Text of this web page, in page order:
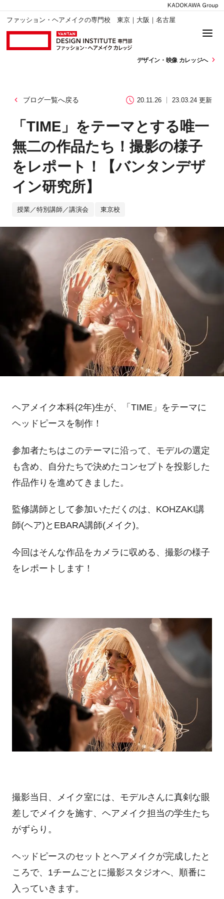
ファッション・ヘアメイクの専門校 東京｜大阪｜名古屋
デザイン・ 映像 カレッジへ
ブログ一覧へ戻る 20.11.26 23.03.24 更新
「TIME」をテーマとする唯一
無二の作品たち！撮影の様子
をレポート！【バンタンデザ
イン研究所】
授業／特別講師／講演会 東京校
ヘアメイク本科(2年)生が、「TIME」をテーマに
ヘッドピースを制作！
参加者たちはこのテーマに沿って、モデルの選定
も含め、自分たちで決めたコンセプトを投影した
作品作りを進めてきました。
監修講師として参加いただくのは、KOHZAKI講
師(ヘア)とEBARA講師(メイク)。
今回はそんな作品をカメラに収める、撮影の様子
をレポートします！
撮影当日、メイク室には、モデルさんに真剣な眼
差しでメイクを施す、ヘアメイク担当の学生たち
がずらり。
ヘッドピースのセットとヘアメイクが完成したと
ころで、1チームごとに撮影スタジオへ、順番に
入っていきます。